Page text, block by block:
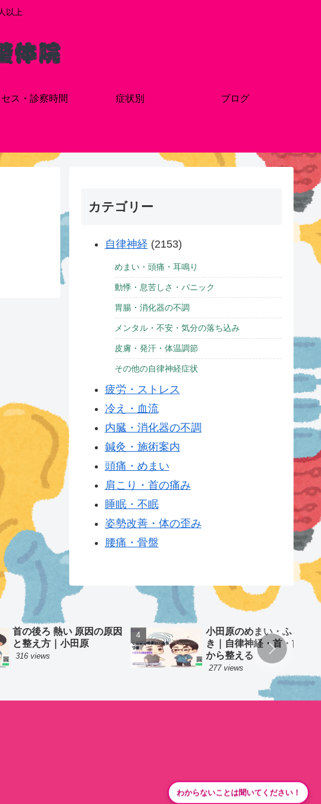
以上
ス・診察時間 症状別 ブログ
カテゴリー
自律神経 (2153)
めまい・頭痛・耳鳴り
動悸・息苦しさ・パニック
胃腸・消化器の不調
メンタル・不安・気分の落ち込み
皮膚・発汗・体温調節
その他の自律神経症状
疲労・ストレス
冷え・血流
内臓・消化器の不調
鍼灸・施術案内
頭痛・めまい
肩こり・首の痛み
睡眠・不眠
姿勢改善・体の歪み
腰痛・骨盤
首の後ろ 熱い 原因の原因
と整え方｜小田原
316 views
小田原のめまい・ふらつ
き｜自律神経・首・前庭
から整える
277 views
わからないことは聞いてください！